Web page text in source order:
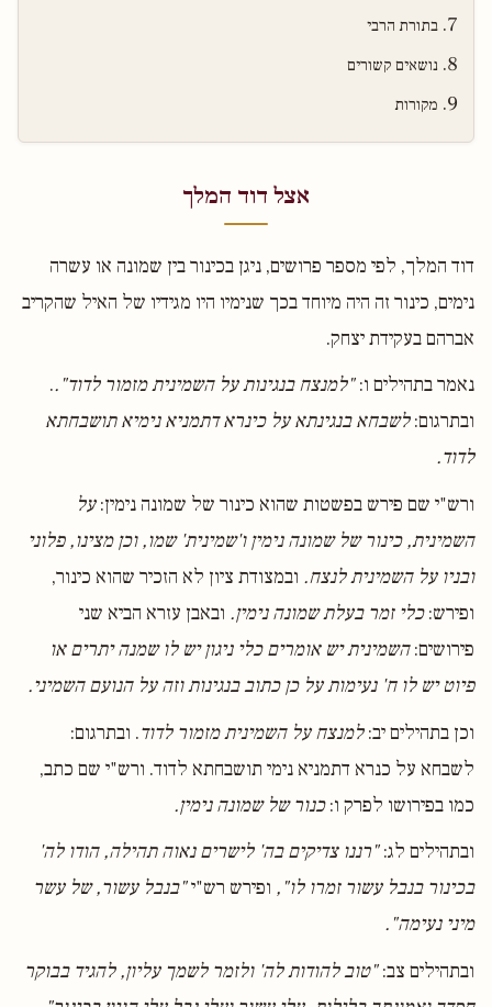
בתורת הרבי
נושאים קשורים
מקורות
אצל דוד המלך
דוד המלך, לפי מספר פרושים, ניגן בכינור בין שמונה או עשרה
נימים, כינור זה היה מיוחד בכך שנימיו היו מגידיו של האיל שהקריב
אברהם בעקידת יצחק.
נאמר בתהילים ו:"למנצח בנגינות על השמינית מזמור לדוד"..
ובתרגום:לשבחא בנגינתא על כינרא דתמניא נימיא תושבחתא
לדוד.
ורש"י שם פירש בפשטות שהוא כינור של שמונה נימין:על
השמינית, כינור של שמונה נימין ו'שמינית' שמו, וכן מצינו, פלוני
ובניו על השמינית לנצח. ובמצודת ציון לא הזכיר שהוא כינור,
ופירש:כלי זמר בעלת שמונה נימין. ובאבן עזרא הביא שני
פירושים:השמינית יש אומרים כלי ניגון יש לו שמנה יתרים או
פיוט יש לו ח' נעימות על כן כתוב בנגינות וזה על הנועם השמיני.
וכן בתהילים יב:למנצח על השמינית מזמור לדוד. ובתרגום:
לשבחא על כנרא דתמניא נימי תושבחתא לדוד. ורש"י שם כתב,
כמו בפירושו לפרק ו:כנור של שמונה נימין.
ובתהילים לג:"רננו צדיקים בה' לישרים נאוה תהילה, הודו לה'
בכינור בנבל עשור זמרו לו", ופירש רש"י"בנבל עשור, של עשר
מיני נעימה".
ובתהילים צב:"טוב להודות לה' ולזמר לשמך עליון, להגיד בבוקר